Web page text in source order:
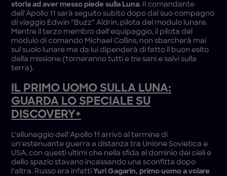
storia ad aver messo piede sulla Luna. Il comandante
dell’Apollo 11 sarà seguito subito dopo dal suo compagno
di viaggio Edwin “Buzz” Aldrin, pilota del modulo lunare.
Mentre il terzo membro dell’equipaggio, il pilota del
modulo di comando Michael Collins, non sbarcherà mai
sul suolo lunare ma da lui dipenderà di fatto il buon esito
della missione (torneranno tutti e tre sani e salvi sulla
terra).
IL PRIMO UOMO SULLA LUNA:
GUARDA LO SPECIALE SU
DISCOVERY+
L’allunaggio dell’Apollo 11 arrivò al termine di
un’estenuante guerra a distanza tra Unione Sovietica e
USA, con questi ultimi che nella sfida al dominio dei cieli e
dello spazio stavano incassando una sconfitta dopo
l’altra. Russo era infatti Yuri Gagarin, primo uomo a volare